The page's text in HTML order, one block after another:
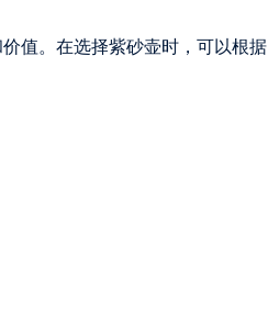
值。在选择紫砂壶时，可以根据